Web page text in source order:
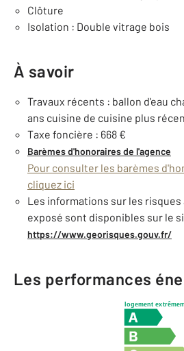
Clôture
Isolation : Double vitrage bois
À savoir
Travaux récents : ballon d'eau
ans cuisine de cuisine plus
Taxe foncière : 668 €
Barèmes d'honoraires de l'agence
Pour consulter les barèmes
cliquez ici
Les informations sur les
exposé sont disponibles sur le
https://www.georisques.gouv.fr/
Les performances
logement